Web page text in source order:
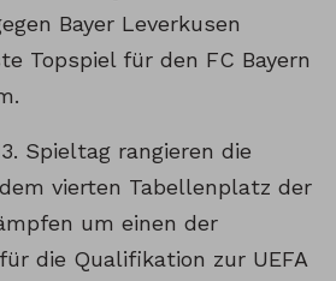
Bayer Leverkusen
Topspiel für den FC Bayern
Spieltag rangieren die
vierten Tabellenplatz der
um einen der
die Qualifikation zur UEFA